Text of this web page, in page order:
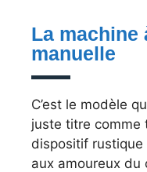
La machine
manuelle
C’est le modèle
juste titre comme
dispositif
aux amoureux du